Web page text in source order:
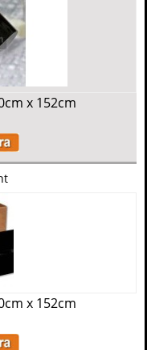
x 152cm
x 152cm